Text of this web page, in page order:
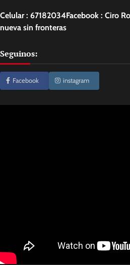
Celular : 67182034Facebook : Ciro
nueva sin fronteras
Seguinos:
Facebook instagram